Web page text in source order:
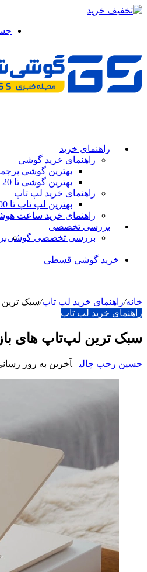
راهنمای خرید
راهنمای خرید گوشی
بهترین گوشی
بهترین گوشی تا 20 میلیون
راهنمای خرید لپ تاپ
بهترین لپ تاپ تا 200 میلیون
راهنمای خرید ساعت
بررسی تخصصی
بررسی تخصصی گوشی
خرید گوشی قسطی
خانه/راهنمای خرید لپ تاپ/سبک ترین
راهنمای خرید لپ تاپ
سبک ترین لپ‌تاپ های
حسین رجب چالی آخرین به روز رسانی: 7 مهر,